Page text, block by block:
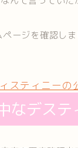
ージを確認し
スティニーの
なデス